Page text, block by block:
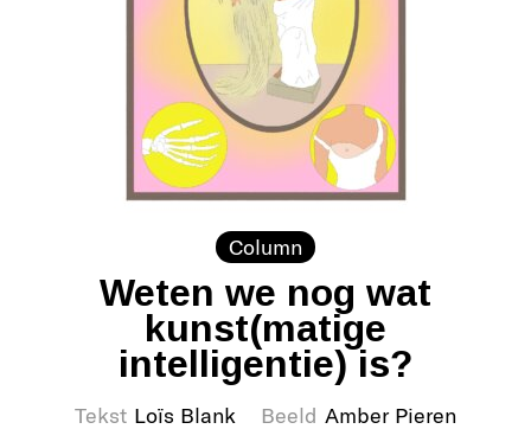
Column
Weten we nog wat
kunst(matige
intelligentie) is?
Tekst Loïs Blank Beeld Amber Pieren